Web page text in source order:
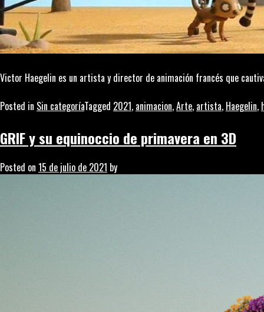
Victor Haegelin es un artista y director de animación francés que
Posted in Sin categoríaTagged 2021, animacion,Arte, artista, Haegelin,
GRIF y su equinoccio de primavera en 3D
Posted on 15 de julio de 2021 by